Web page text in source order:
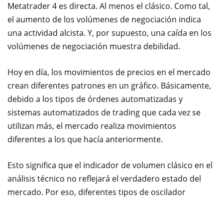
Metatrader 4 es directa. Al menos el clásico. Como tal,
el aumento de los volúmenes de negociación indica
una actividad alcista. Y, por supuesto, una caída en los
volúmenes de negociación muestra debilidad.
Hoy en día, los movimientos de precios en el mercado
crean diferentes patrones en un gráfico. Básicamente,
debido a los tipos de órdenes automatizadas y
sistemas automatizados de trading que cada vez se
utilizan más, el mercado realiza movimientos
diferentes a los que hacía anteriormente.
Esto significa que el indicador de volumen clásico en el
análisis técnico no reflejará el verdadero estado del
mercado. Por eso, diferentes tipos de oscilador